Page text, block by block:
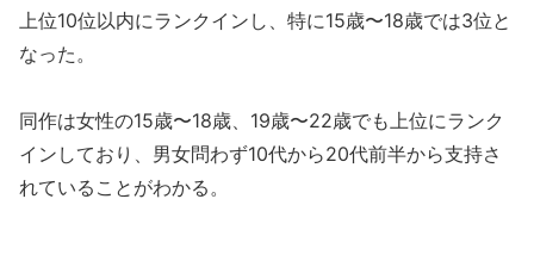
上位10位以内にランクインし、特に15歳〜18歳では3位と
なった。
同作は女性の15歳〜18歳、19歳〜22歳でも上位にランク
インしており、男女問わず10代から20代前半から支持さ
れていることがわかる。